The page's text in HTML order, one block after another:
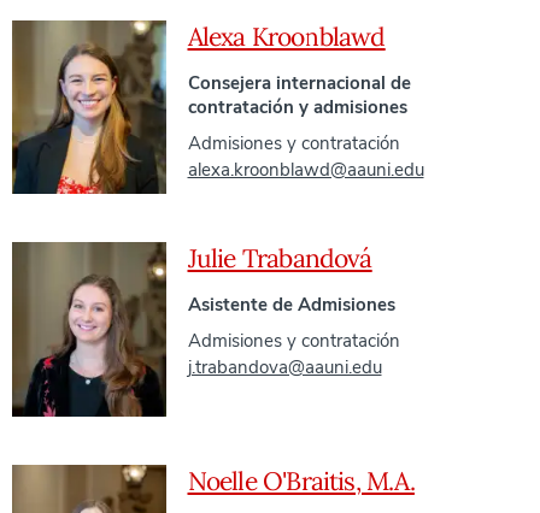
Alexa Kroonblawd
Consejera internacional de
contratación y admisiones
Admisiones y contratación
alexa.kroonblawd@aauni.edu
Julie Trabandová
Asistente de Admisiones
Admisiones y contratación
j.trabandova@aauni.edu
Noelle O'Braitis, M.A.